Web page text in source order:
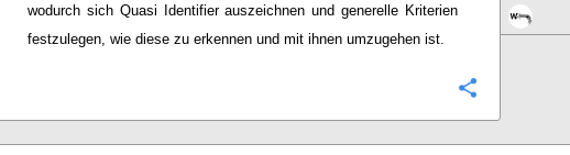
wodurch sich Quasi Identifier auszeichnen und generelle Kriterien
festzulegen, wie diese zu erkennen und mit ihnen umzugehen ist.